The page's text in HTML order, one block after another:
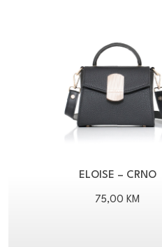
ELOISE – CRNO
75,00KM